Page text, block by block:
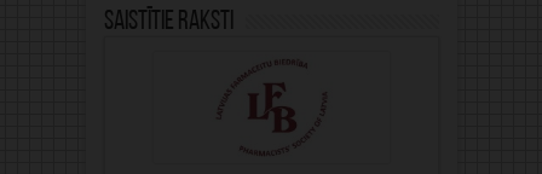
Saistītie raksti